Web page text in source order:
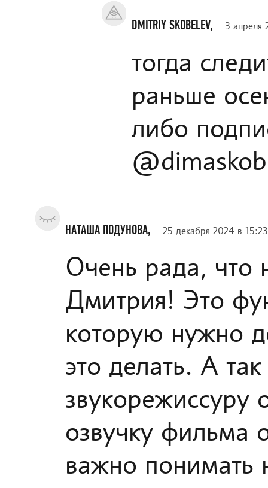
DMITRIY SKOBELEV, 3 апреля
тогда
раньше
либо
НАТАША ПОДУНОВА, 25 декабря 2024 в 15:23
Очень рада, что
Дмитрия! Это
которую нужно
это делать. А
звукорежиссуру
озвучку фильма
важно понимать